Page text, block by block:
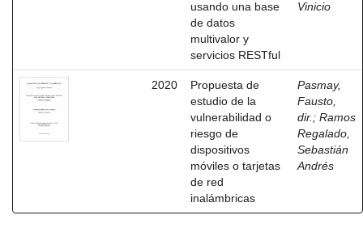
usando una base
de datos
multivalor y
servicios RESTful
Vinicio
2020
Propuesta de
estudio de la
vulnerabilidad o
riesgo de
dispositivos
móviles o tarjetas
de red
inalámbricas
Pasmay,
Fausto,
dir. ; Ramos
Regalado,
Sebastián
Andrés